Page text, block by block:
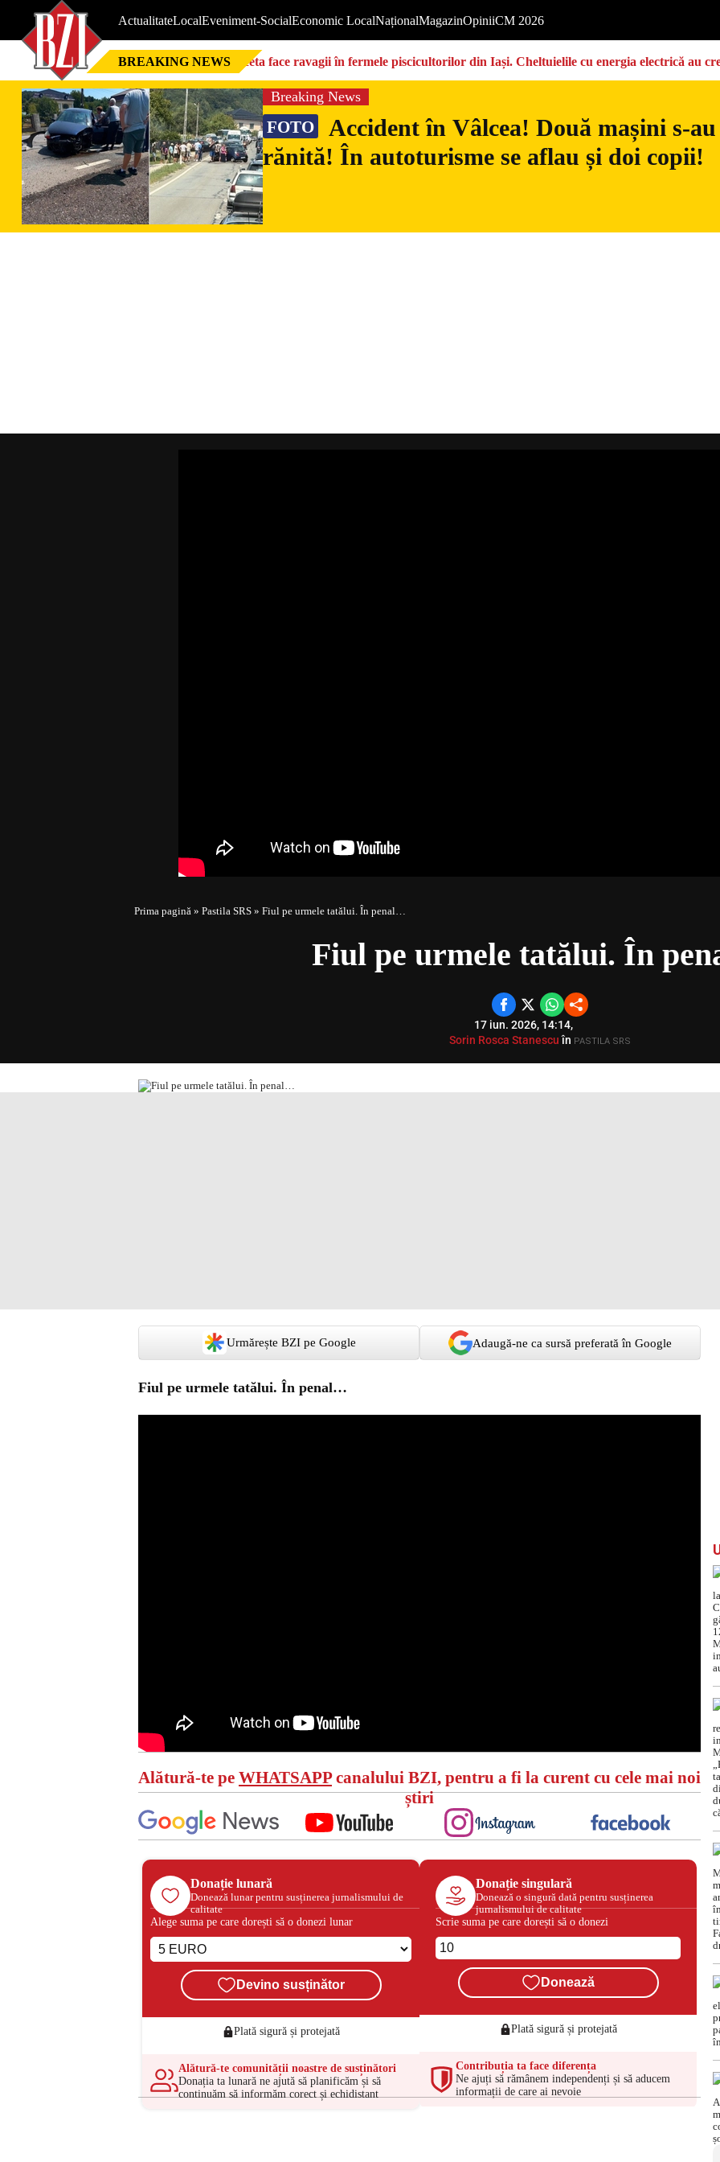
ActualitateLocalEveniment-SocialEconomic LocalNaționalMagazinOpiniiCM 2026
BREAKING NEWS Seceta face ravagii în fermele piscicultorilor din Iași. Cheltuielile cu energia electrică au
foarte mari”
Breaking News
FOTO
Accident în Vâlcea! Două mașini s-
rănită! În autoturisme se aflau și doi copii!
Prima pagină » Pastila SRS » Fiul pe urmele tatălui. În penal…
Fiul pe urmele tatălui. În
17 iun. 2026, 14:14,
Sorin Rosca Stanescuîn PASTILA SRS
Urmărește BZI pe Google Adaugă-ne ca sursă preferată în Google
Fiul pe urmele tatălui. În penal…
Alătură-te pe WHATSAPPcanalului BZI, pentru a fi la curent cu cele mai noi
știri
Donație lunară
Donează lunar pentru susținerea jurnalismului de
calitate
Alege suma pe care dorești să o donezi lunar
Devino susținător
Plată sigură și protejată
Alătură-te comunității noastre de susținători
Donația ta lunară ne ajută să planificăm și să
continuăm să informăm corect și echidistant
Donație singulară
Donează o singură dată pentru susținerea
jurnalismului de calitate
Scrie suma pe care dorești să o donezi
Donează
Plată sigură și protejată
Contribuția ta face diferența
Ne ajuți să rămânem independenți și să aducem
informații de care ai nevoie